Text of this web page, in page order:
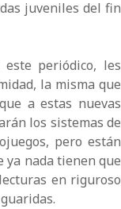
juveniles del fin
periódico, les
la misma que
a estas nuevas
los sistemas de
pero están
ya nada tienen que
en riguroso